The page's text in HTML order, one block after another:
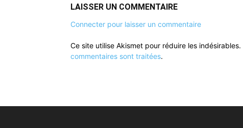
LAISSER UN COMMENTAIRE
Connecter pour laisser un commentaire
Ce site utilise Akismet pour réduire les indésirables.
commentaires sont traitées.